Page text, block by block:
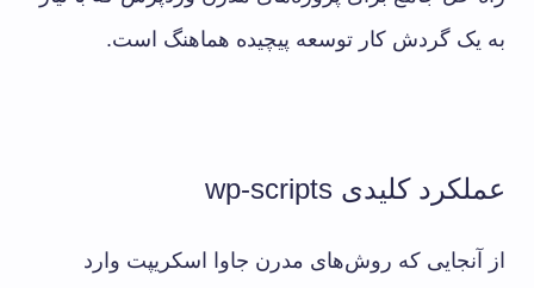
به یک گردش کار توسعه پیچیده هماهنگ است.
عملکرد کلیدی wp-scripts
از آنجایی که روش‌های مدرن جاوا اسکریپت وارد